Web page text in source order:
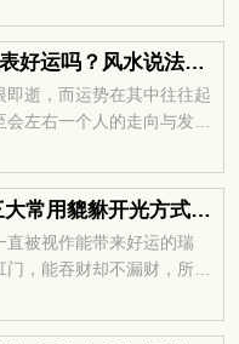
为一起了解十大最旺家庭养
财。
踩到狗屎真的代表好运吗？风水说法全面解析
即逝，而运势在其中往往起
会左右一个人的走向与发
心踩到狗屎，到底象征着
态，一起来看看其中的说法
貔貅开光方法 三大常用貔貅开光方式一次看懂
直被视作能带来好运的瑞
，能吞财却不漏财，所以
财的象征。除此之外，貔
护平安，可说是多面手。不